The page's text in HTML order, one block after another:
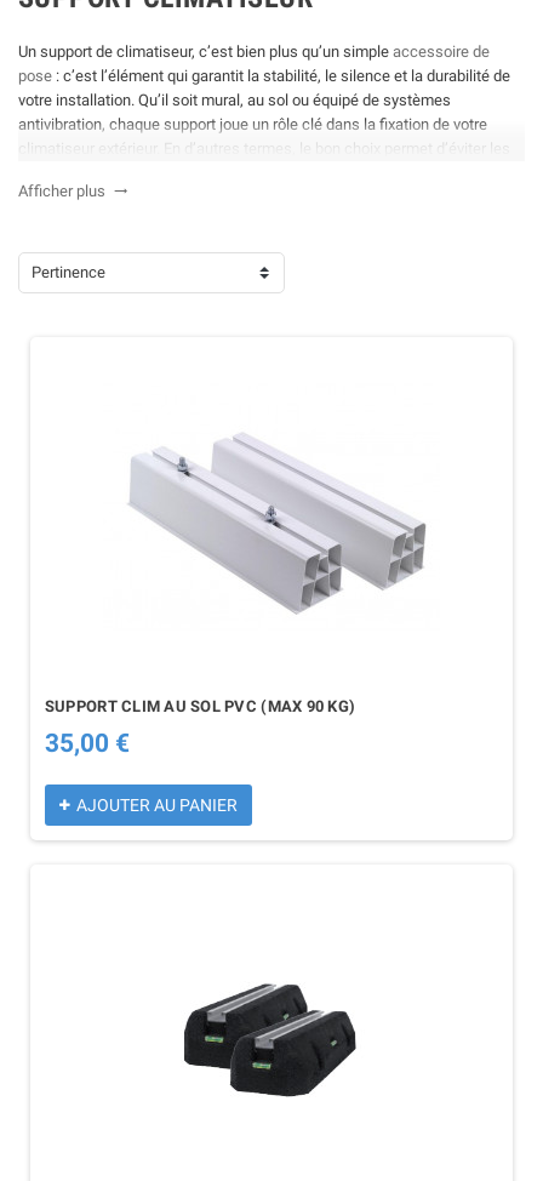
Un support de climatiseur, c’est bien plus qu’un simple accessoire de
pose : c’est l’élément qui garantit la stabilité, le silence et la durabilité de
votre installation. Qu’il soit mural, au sol ou équipé de systèmes
antivibration, chaque support joue un rôle clé dans la fixation de votre
climatiseur extérieur. En d’autres termes, le bon choix permet d’éviter les
optimale sur le long terme. Chez Planete-Air, nous sélectionnons des
complet pour choisir le support climatiseur idéal, ainsi que notre sélection
de modèles disponibles immédiatement.
Afficher plus 
Pertinence
SUPPORT CLIM AU SOL PVC (MAX 90 KG)
35,00 €
AJOUTER AU PANIER